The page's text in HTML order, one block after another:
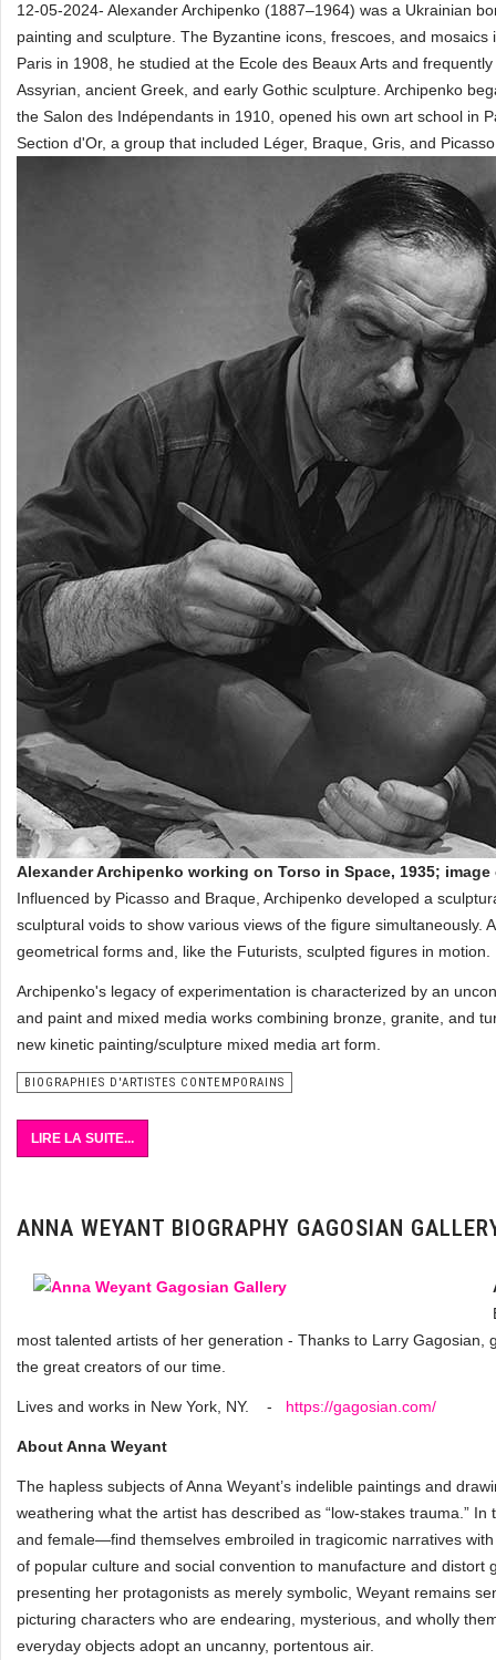
12-05-2024- Alexander Archipenko (1887–1964) was a Ukrainian
painting and sculpture. The Byzantine icons, frescoes, and
Paris in 1908, he studied at the Ecole des Beaux Arts and
Assyrian, ancient Greek, and early Gothic sculpture. Archipenko
the Salon des Indépendants in 1910, opened his own art school in
Section d'Or, a group that included Léger, Braque, Gris, and
Alexander Archipenko working on Torso in Space, 1935;
Influenced by Picasso and Braque, Archipenko developed a
sculptural voids to show various views of the figure simultaneously.
geometrical forms and, like the Futurists, sculpted figures in motion.
Archipenko's legacy of experimentation is characterized by an
and paint and mixed media works combining bronze, granite, and
new kinetic painting/sculpture mixed media art form.
BIOGRAPHIES D'ARTISTES CONTEMPORAINS
LIRE LA SUITE...
ANNA WEYANT BIOGRAPHY GAGOSIAN
most talented artists of her generation - Thanks to Larry
the great creators of our time.
Lives and works in New York, NY. - https://gagosian.com/
About Anna Weyant
The hapless subjects of Anna Weyant’s indelible paintings and
weathering what the artist has described as “low-stakes trauma.”
and female—find themselves embroiled in tragicomic narratives
of popular culture and social convention to manufacture and
presenting her protagonists as merely symbolic, Weyant remains
picturing characters who are endearing, mysterious, and wholly
everyday objects adopt an uncanny, portentous air.